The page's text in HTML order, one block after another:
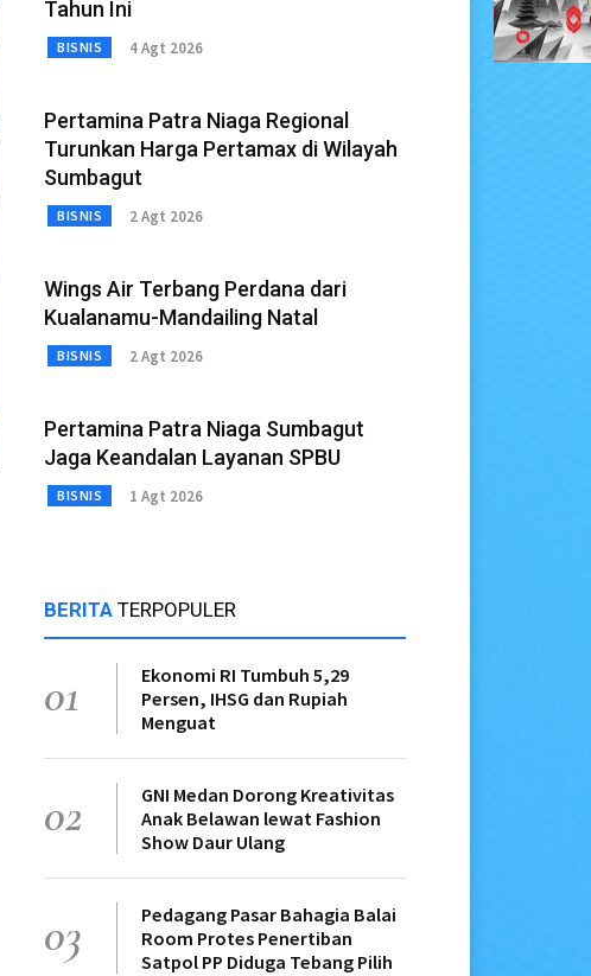
Tahun Ini
BISNIS 4 Agt 2026
Pertamina Patra Niaga Regional
Turunkan Harga Pertamax di Wilayah
Sumbagut
BISNIS 2 Agt 2026
Wings Air Terbang Perdana dari
Kualanamu-Mandailing Natal
BISNIS 2 Agt 2026
Pertamina Patra Niaga Sumbagut
Jaga Keandalan Layanan SPBU
BISNIS 1 Agt 2026
BERITA TERPOPULER
01
Ekonomi RI Tumbuh 5,29
Persen, IHSG dan Rupiah
Menguat
02
GNI Medan Dorong Kreativitas
Anak Belawan lewat Fashion
Show Daur Ulang
03
Pedagang Pasar Bahagia Balai
Room Protes Penertiban
Satpol PP Diduga Tebang Pilih